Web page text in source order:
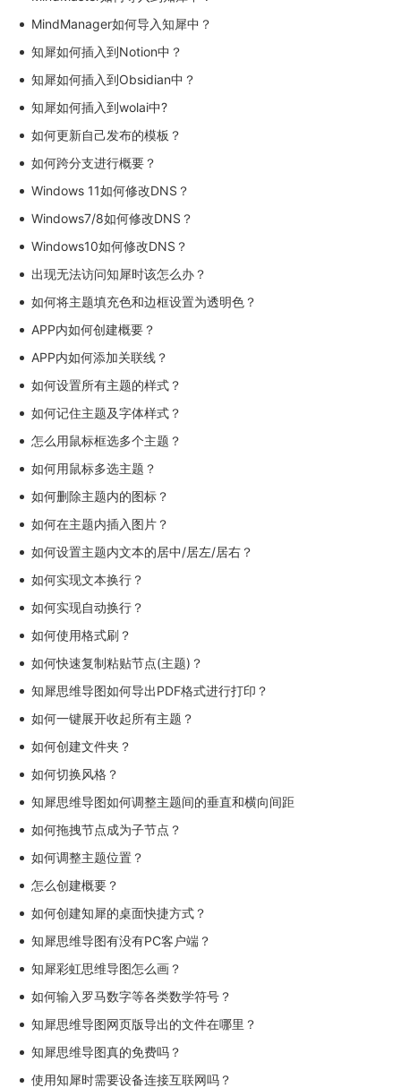
MindManager如何导入知犀中？
知犀如何插入到Notion中？
知犀如何插入到Obsidian中？
知犀如何插入到wolai中?
如何更新自己发布的模板？
如何跨分支进行概要？
Windows 11如何修改DNS？
Windows7/8如何修改DNS？
Windows10如何修改DNS？
出现无法访问知犀时该怎么办？
如何将主题填充色和边框设置为透明色？
APP内如何创建概要？
APP内如何添加关联线？
如何设置所有主题的样式？
如何记住主题及字体样式？
怎么用鼠标框选多个主题？
如何用鼠标多选主题？
如何删除主题内的图标？
如何在主题内插入图片？
如何设置主题内文本的居中/居左/居右？
如何实现文本换行？
如何实现自动换行？
如何使用格式刷？
如何快速复制粘贴节点(主题)？
知犀思维导图如何导出PDF格式进行打印？
如何一键展开收起所有主题？
如何创建文件夹？
如何切换风格？
知犀思维导图如何调整主题间的垂直和横向间距
如何拖拽节点成为子节点？
如何调整主题位置？
怎么创建概要？
如何创建知犀的桌面快捷方式？
知犀思维导图有没有PC客户端？
知犀彩虹思维导图怎么画？
如何输入罗马数字等各类数学符号？
知犀思维导图网页版导出的文件在哪里？
知犀思维导图真的免费吗？
使用知犀时需要设备连接互联网吗？